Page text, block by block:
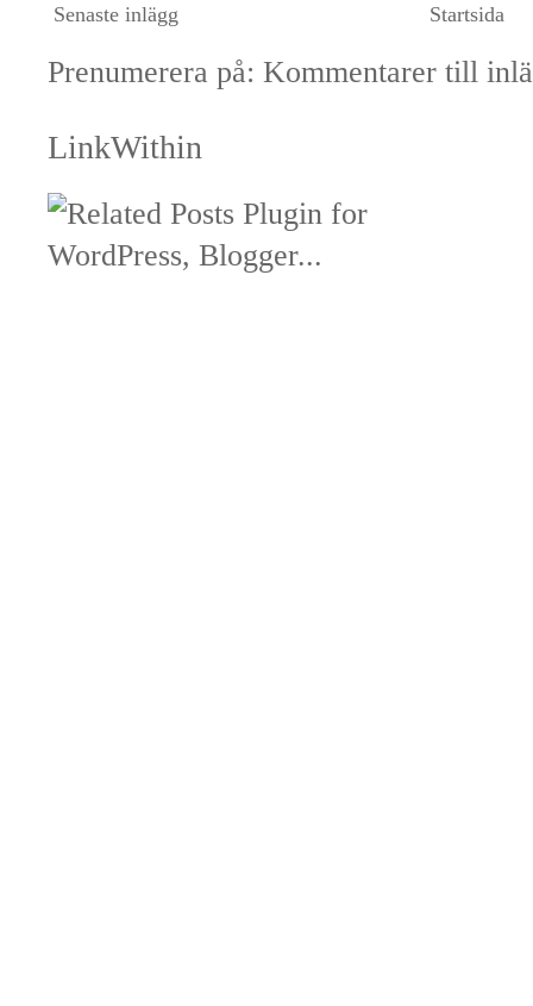
Senaste inlägg Startsida
Prenumerera på: Kommentarer till
LinkWithin